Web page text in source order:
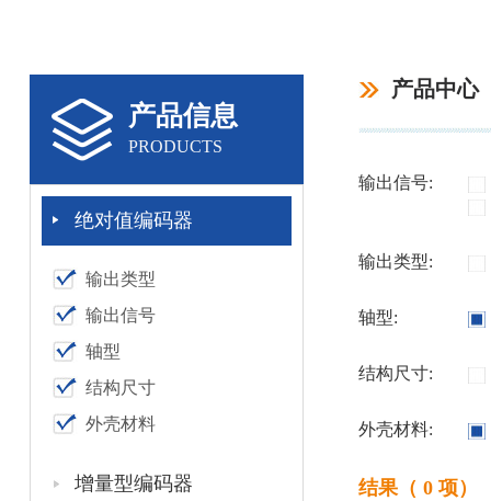
产品信息
PRODUCTS
绝对值编码器
输出类型
输出信号
轴型
结构尺寸
外壳材料
增量型编码器
产品中心
输出信号:
输出类型:
轴型:
结构尺寸:
外壳材料:
结果（ 0 项）